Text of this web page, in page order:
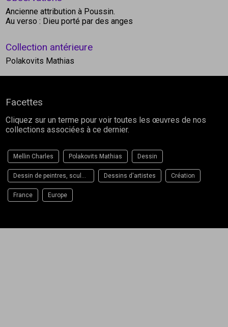
Ancienne attribution à Poussin.
Au verso : Dieu porté par des anges
Collection antérieure
Polakovits Mathias
Facettes
Cliquez sur un terme pour voir toutes les œuvres de nos
collections associées à ce dernier.
Mellin Charles Polakovits Mathias Dessin
Dessin de peintres, sculpteurs et plasticiens Dessins d'artistes Création
France Europe